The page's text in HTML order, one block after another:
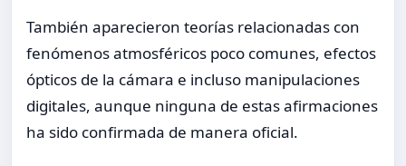
También aparecieron teorías relacionadas con
fenómenos atmosféricos poco comunes, efectos
ópticos de la cámara e incluso manipulaciones
digitales, aunque ninguna de estas afirmaciones
ha sido confirmada de manera oficial.